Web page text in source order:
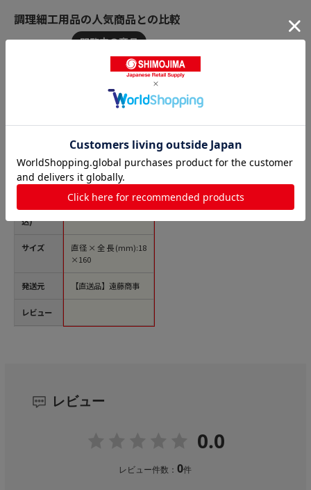
調理細工用品の人気商品との比較
商品名
価格(税
込)
サイズ
発送元
レビュー
SA18-8本職用イモク
リ 6分 1袋（ご注文単
位1袋）【直送品】
￥1,273
直径×全長(mm):18
×160
【直送品】遠藤商事
レビュー
0.0
レビュー件数：0件